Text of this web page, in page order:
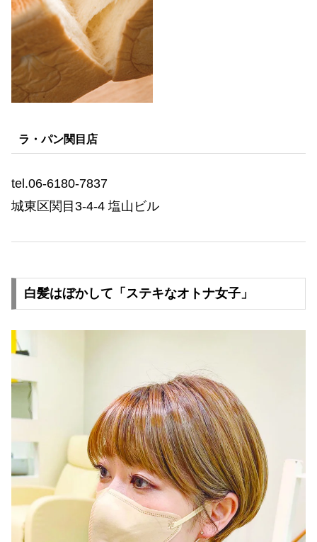
ラ・パン関目店
tel.06-6180-7837
城東区関目3-4-4 塩山ビル
白髪はぼかして「ステキなオトナ女子」